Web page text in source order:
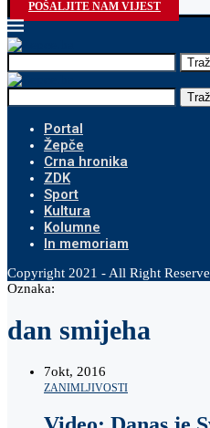
POŠALJITE NAM VIJEST
Portal
Žepče
Crna hronika
ZDK
Sport
Kultura
Kolumne
In memoriam
Copyright 2021 - All Right
Oznaka:
dan smijeha
7okt, 2016
ZANIMLJIVOSTI